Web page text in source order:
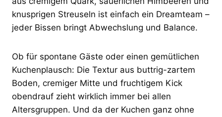
knusprigen Streuseln ist einfach ein Dreamteam –
jeder Bissen bringt Abwechslung und Balance.
Ob für spontane Gäste oder einen gemütlichen
Kuchenplausch: Die Textur aus buttrig-zartem
Boden, cremiger Mitte und fruchtigem Kick
obendrauf zieht wirklich immer bei allen
Altersgruppen. Und da der Kuchen ganz ohne